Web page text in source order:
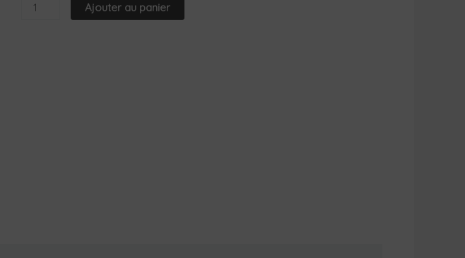
Ajouter au panier